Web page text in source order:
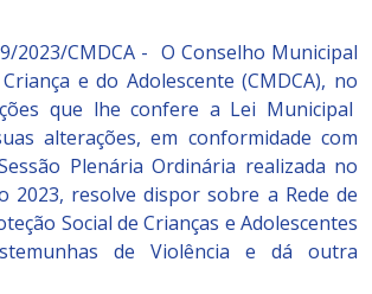
2023/CMDCA - O Conselho Municipal
e do Adolescente (CMDCA), no
que lhe confere a Lei Municipal
alterações, em conformidade com
Plenária Ordinária realizada no
2023, resolve dispor sobre a Rede de
Social de Crianças e Adolescentes
de Violência e dá outra